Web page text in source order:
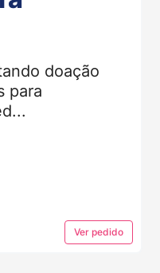
doação
para
Ver pedido